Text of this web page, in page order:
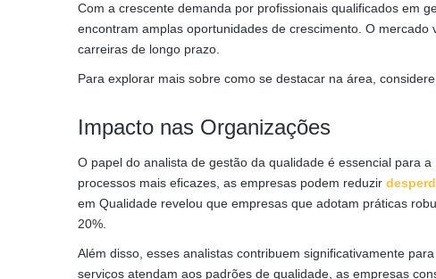
Com a crescente demanda por profissionais qualificados em
encontram amplas oportunidades de crescimento. O
carreiras de longo prazo.
Para explorar mais sobre como se destacar na área,
Impacto nas Organizações
O papel do analista de gestão da qualidade é essencial para a
processos mais eficazes, as empresas podem reduzir
em Qualidade revelou que empresas que adotam práticas
20%.
Além disso, esses analistas contribuem significativamente
serviços atendam aos padrões de qualidade, as empresas